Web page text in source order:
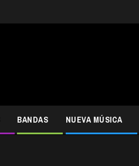
BANDAS NUEVA MÚSICA